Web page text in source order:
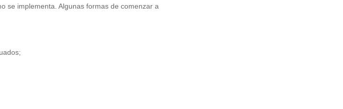
se implementa. Algunas formas de comenzar a